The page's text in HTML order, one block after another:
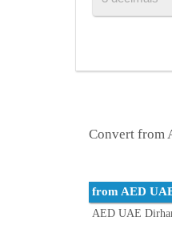
Convert from
from AED
AED UAE